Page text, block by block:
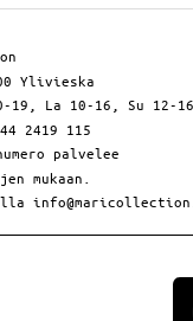
Ylivieska
19, La 10-16, Su 12-16
2419 115
palvelee
mukaan.